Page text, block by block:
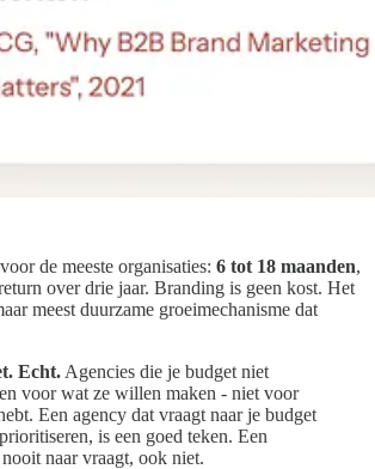
de meeste organisaties: 6 tot 18 maanden,
over drie jaar. Branding is geen kost. Het
meest duurzame groeimechanisme dat
Echt. Agencies die je budget niet
voor wat ze willen maken - niet voor
Een agency dat vraagt naar je budget
is een goed teken. Een
naar vraagt, ook niet.